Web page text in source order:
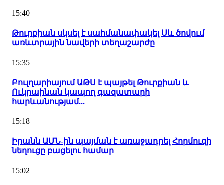
15:40
Թուրքիան սկսել է սահմանափակել Սև ծովում
առևտրային նավերի տեղաշարժը
15:35
Բուլղարիայում ԱԹՍ է պայթել Թուրքիան և
Ուկրաինան կապող գազատարի
հարևանությամ...
15:18
Իրանն ԱՄՆ-ին պայման է առաջադրել Հորմուզի
նեղուցը բացելու համար
15:02